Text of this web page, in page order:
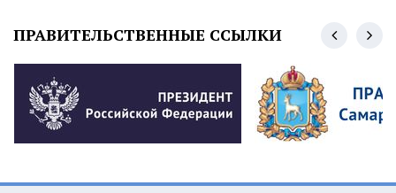
ПРАВИТЕЛЬСТВЕННЫЕ ССЫЛКИ